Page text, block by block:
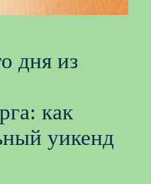
дня из
как
уикенд